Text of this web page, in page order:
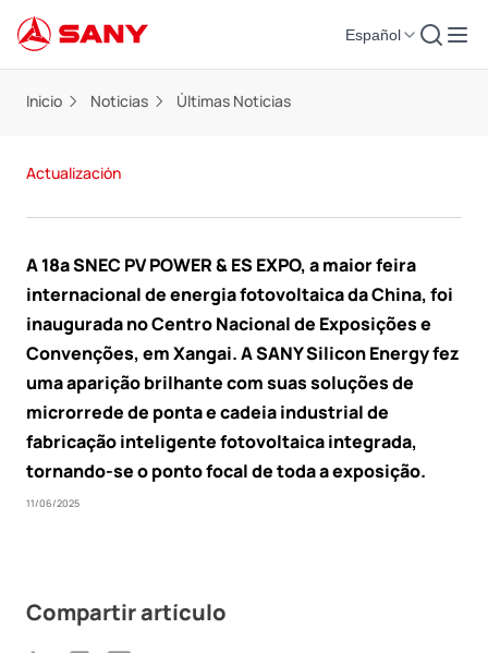
Español
Inicio Noticias Últimas Noticias
Actualización
A 18ª SNEC PV POWER & ES EXPO, a maior feira
internacional de energia fotovoltaica da China, foi
inaugurada no Centro Nacional de Exposições e
Convenções, em Xangai. A SANY Silicon Energy fez
uma aparição brilhante com suas soluções de
microrrede de ponta e cadeia industrial de
fabricação inteligente fotovoltaica integrada,
tornando-se o ponto focal de toda a exposição.
11/06/2025
Compartir artículo